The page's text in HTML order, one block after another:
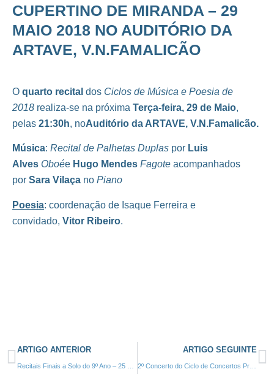
CUPERTINO DE MIRANDA – 29
MAIO 2018 NO AUDITÓRIO DA
ARTAVE, V.N.FAMALICÃO
O quarto recital dos Ciclos de Música e Poesia de
2018 realiza-se na próxima Terça-feira, 29 de Maio,
pelas 21:30h, noAuditório da ARTAVE, V.N.Famalicão.
Música: Recital de Palhetas Duplas por Luis
Alves Oboée Hugo Mendes Fagote acompanhados
por Sara Vilaça no Piano
Poesia: coordenação de Isaque Ferreira e
convidado, Vitor Ribeiro.
ARTIGO ANTERIOR ARTIGO SEGUINTE
2º Concerto do Ciclo de Concertos Promenade 2018 – Danças do Barroco e do Romantismo – 03 Junho